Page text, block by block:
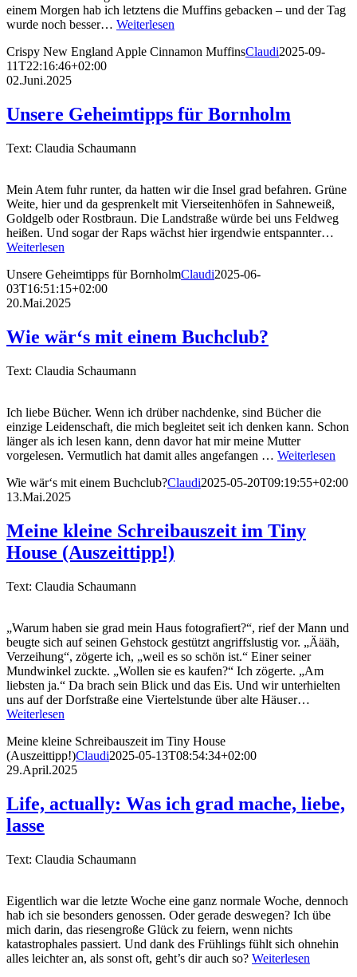
einem Morgen hab ich letztens die Muffins gebacken – und der Tag
wurde noch besser… Weiterlesen
Crispy New England Apple Cinnamon MuffinsClaudi2025-09-
11T22:16:46+02:00
02.Juni.2025
Unsere Geheimtipps für Bornholm
Text: Claudia Schaumann
Mein Atem fuhr runter, da hatten wir die Insel grad befahren. Grüne
Weite, hier und da gesprenkelt mit Vierseitenhöfen in Sahneweiß,
Goldgelb oder Rostbraun. Die Landstraße würde bei uns Feldweg
heißen. Und sogar der Raps wächst hier irgendwie entspannter…
Weiterlesen
Unsere Geheimtipps für BornholmClaudi2025-06-
03T16:51:15+02:00
20.Mai.2025
Wie wär‘s mit einem Buchclub?
Text: Claudia Schaumann
Ich liebe Bücher. Wenn ich drüber nachdenke, sind Bücher die
einzige Leidenschaft, die mich begleitet seit ich denken kann. Schon
länger als ich lesen kann, denn davor hat mir meine Mutter
vorgelesen. Vermutlich hat damit alles angefangen … Weiterlesen
Wie wär‘s mit einem Buchclub?Claudi2025-05-20T09:19:55+02:00
13.Mai.2025
Meine kleine Schreibauszeit im Tiny
House (Auszeittipp!)
Text: Claudia Schaumann
„Warum haben sie grad mein Haus fotografiert?“, rief der Mann und
beugte sich auf seinen Gehstock gestützt angriffslustig vor. „Äääh,
Verzeihung“, zögerte ich, „weil es so schön ist.“ Einer seiner
Mundwinkel zuckte. „Wollen sie es kaufen?“ Ich zögerte. „Am
liebsten ja.“ Da brach sein Blick und das Eis. Und wir unterhielten
uns auf der Dorfstraße eine Viertelstunde über alte Häuser…
Weiterlesen
Meine kleine Schreibauszeit im Tiny House
(Auszeittipp!)Claudi2025-05-13T08:54:34+02:00
29.April.2025
Life, actually: Was ich grad mache, liebe,
lasse
Text: Claudia Schaumann
Eigentlich war die letzte Woche eine ganz normale Woche, dennoch
hab ich sie besonders genossen. Oder gerade deswegen? Ich übe
mich darin, das riesengroße Glück zu feiern, wenn nichts
katastrophales passiert. Und dank des Frühlings fühlt sich ohnehin
alles leichter an, als sonst oft, geht’s dir auch so? Weiterlesen